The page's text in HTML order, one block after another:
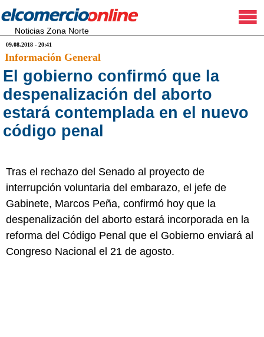
Noticias Zona Norte
09.08.2018 - 20:41
Información General
El gobierno confirmó que la
despenalización del aborto
estará contemplada en el nuevo
código penal
Tras el rechazo del Senado al proyecto de
interrupción voluntaria del embarazo, el jefe de
Gabinete, Marcos Peña, confirmó hoy que la
despenalización del aborto estará incorporada en la
reforma del Código Penal que el Gobierno enviará al
Congreso Nacional el 21 de agosto.